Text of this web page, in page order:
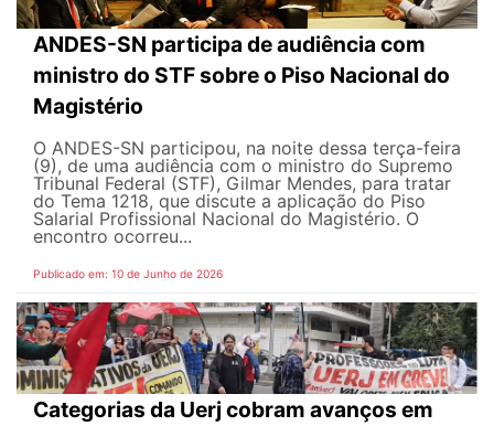
ANDES-SN participa de audiência com
ministro do STF sobre o Piso Nacional do
Magistério
O ANDES-SN participou, na noite dessa terça-feira
(9), de uma audiência com o ministro do Supremo
Tribunal Federal (STF), Gilmar Mendes, para tratar
do Tema 1218, que discute a aplicação do Piso
Salarial Profissional Nacional do Magistério. O
encontro ocorreu...
Publicado em: 10 de Junho de 2026
Categorias da Uerj cobram avanços em